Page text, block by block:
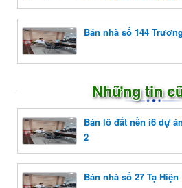
Bán nhà số 144
Những tin
Bán lô đất nền i6 dự
2
Bán nhà số 27 Tạ Hiện